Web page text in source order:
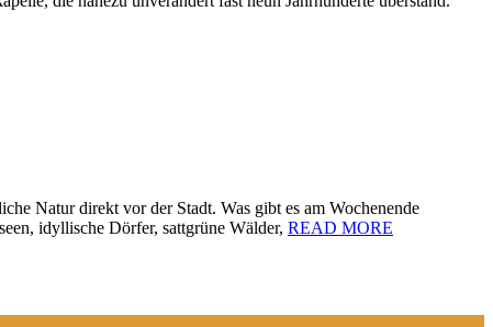
Natur direkt vor der Stadt. Was gibt es am Wochenende
idyllische Dörfer, sattgrüne Wälder, READ MORE